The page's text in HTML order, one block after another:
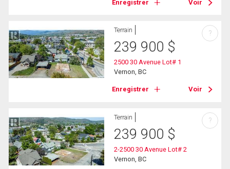
Enregistrer Voir
Terrain
239 900 $
2500 30 Avenue Lot# 1
Vernon, BC
Enregistrer Voir
?
Terrain
239 900 $
2-2500 30 Avenue Lot# 2
Vernon, BC
?